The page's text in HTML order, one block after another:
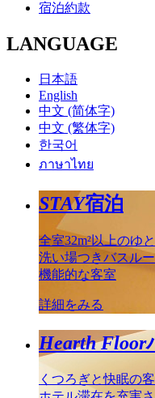
宿泊約款
LANGUAGE
日本語
English
中文 (简体字)
中文 (繁体字)
한국어
ภาษาไทย
STAY宿泊
全室32m²以上のゆ
洗い場つきバスル
機能的な客室
詳細をみる
Hearth Floor
くつろぎと快眠の